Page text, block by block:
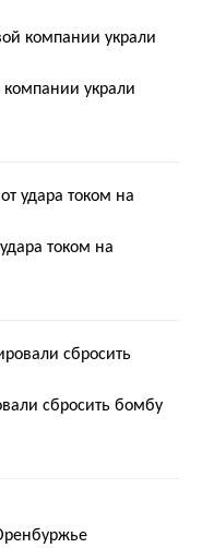
украли
током на
сбросить бомбу